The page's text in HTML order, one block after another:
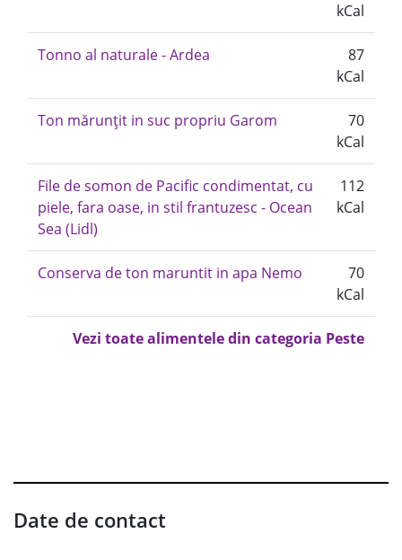
kCal
Tonno al naturale - Ardea
87
kCal
Ton mărunțit in suc propriu Garom
70
kCal
File de somon de Pacific condimentat, cu
piele, fara oase, in stil frantuzesc - Ocean
Sea (Lidl)
112
kCal
Conserva de ton maruntit in apa Nemo
70
kCal
Vezi toate alimentele din categoria Peste
Date de contact